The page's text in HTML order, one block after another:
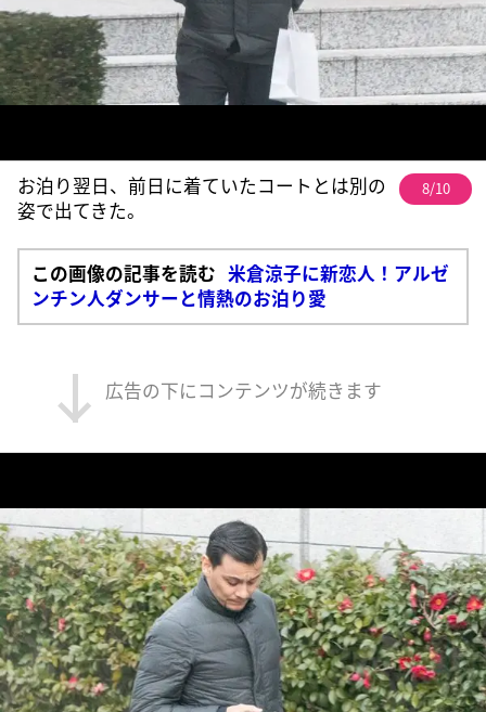
お泊り翌日、前日に着ていたコートとは別の
姿で出てきた。
8/10
この画像の記事を読む 米倉涼子に新恋人！アルゼ
ンチン人ダンサーと情熱のお泊り愛
広告の下にコンテンツが続きます